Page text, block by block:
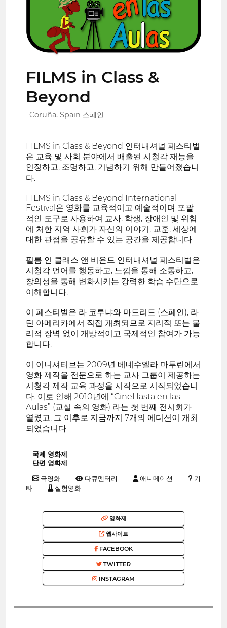
FILMS in Class &
Beyond
Coruña, Spain 스페인
FILMS in Class & Beyond 인터내셔널 페스티벌
은 교육 및 사회 분야에서 배출된 시청각 재능을
인정하고, 조명하고, 기념하기 위해 만들어졌습니
다.
FILMS in Class & Beyond International
Festival은 영화를 교육적이고 예술적이며 포괄
적인 도구로 사용하여 교사, 학생, 장애인 및 위험
에 처한 지역 사회가 자신의 이야기, 교훈, 세상에
대한 관점을 공유할 수 있는 공간을 제공합니다.
필름 인 클래스 앤 비욘드 인터내셔널 페스티벌은
시청각 언어를 행동하고, 느낌을 통해 소통하고,
창의성을 통해 변화시키는 강력한 학습 수단으로
이해합니다.
이 페스티벌은 라 코루냐와 마드리드 (스페인), 라
틴 아메리카에서 직접 개최되므로 지리적 또는 물
리적 장벽 없이 개방적이고 국제적인 참여가 가능
합니다.
이 이니셔티브는 2009년 베네수엘라 마투린에서
영화 제작을 전문으로 하는 교사 그룹이 제공하는
시청각 제작 교육 과정을 시작으로 시작되었습니
다. 이로 인해 2010년에 “CineHasta en las
Aulas” (교실 속의 영화) 라는 첫 번째 전시회가
열렸고, 그 이후로 지금까지 7개의 에디션이 개최
되었습니다.
국제 영화제
단편 영화제
극영화 다큐멘터리 애니메이션
기
타
실험영화
영화제
웹사이트
FACEBOOK
TWITTER
INSTAGRAM